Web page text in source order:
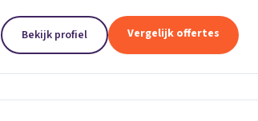
Bekijk profiel Vergelijk offertes